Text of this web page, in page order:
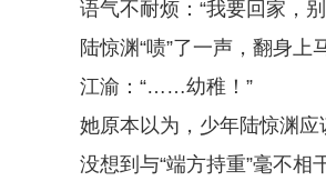
语气不耐烦：“我要回家，
陆惊渊“啧”了一声，翻身
江渝：“……幼稚！”
她原本以为，少年陆惊渊应
没想到与“端方持重”毫不相